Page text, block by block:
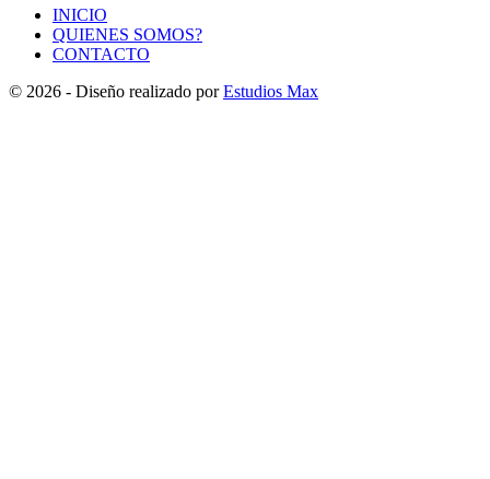
INICIO
QUIENES SOMOS?
CONTACTO
© 2026 - Diseño realizado porEstudios Max